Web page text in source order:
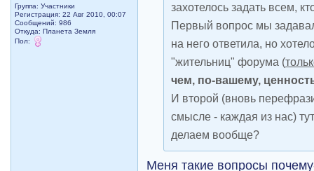
Группа: Участники
Регистрация: 22 Авг 2010, 00:07
Сообщений: 986
Откуда: Планета Земля
Пол:
захотелось задать всем,
Первый вопрос мы
на него ответила, но
"жительниц" форума (
чем, по-вашему,
И второй (вновь
смысле - каждая из нас)
делаем вообще?
Меня такие вопросы